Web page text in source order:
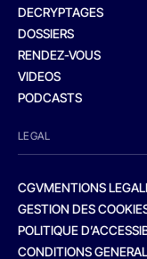
DECRYPTAGES
DOSSIERS
RENDEZ-VOUS
VIDEOS
PODCASTS
LEGAL
CGVMENTIONS
GESTION DES
POLITIQUE
CONDITIONS